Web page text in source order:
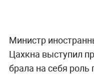
Министр
Цахкна выступил
брала на себя роль